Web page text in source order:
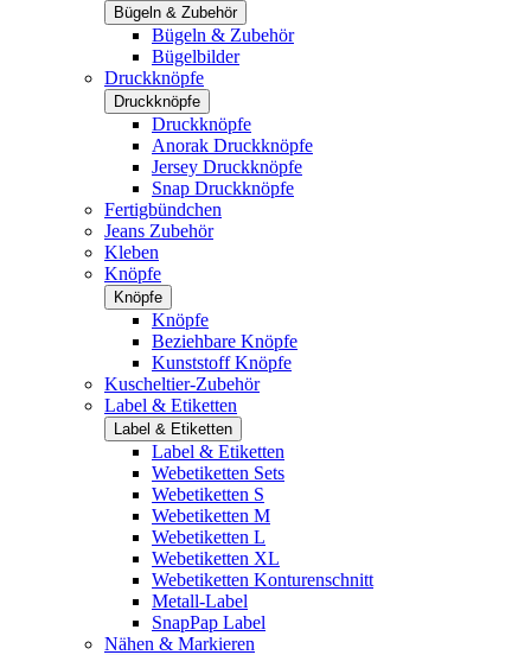
Bügeln & Zubehör
Bügeln & Zubehör
Bügelbilder
Druckknöpfe
Druckknöpfe
Druckknöpfe
Anorak Druckknöpfe
Jersey Druckknöpfe
Snap Druckknöpfe
Fertigbündchen
Jeans Zubehör
Kleben
Knöpfe
Knöpfe
Knöpfe
Beziehbare Knöpfe
Kunststoff Knöpfe
Kuscheltier-Zubehör
Label & Etiketten
Label & Etiketten
Label & Etiketten
Webetiketten Sets
Webetiketten S
Webetiketten M
Webetiketten L
Webetiketten XL
Webetiketten Konturenschnitt
Metall-Label
SnapPap Label
Nähen & Markieren